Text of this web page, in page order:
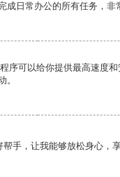
成日常办公的所有任务，非
序可以给你提供最高速度
。
手，让我能够放松身心，